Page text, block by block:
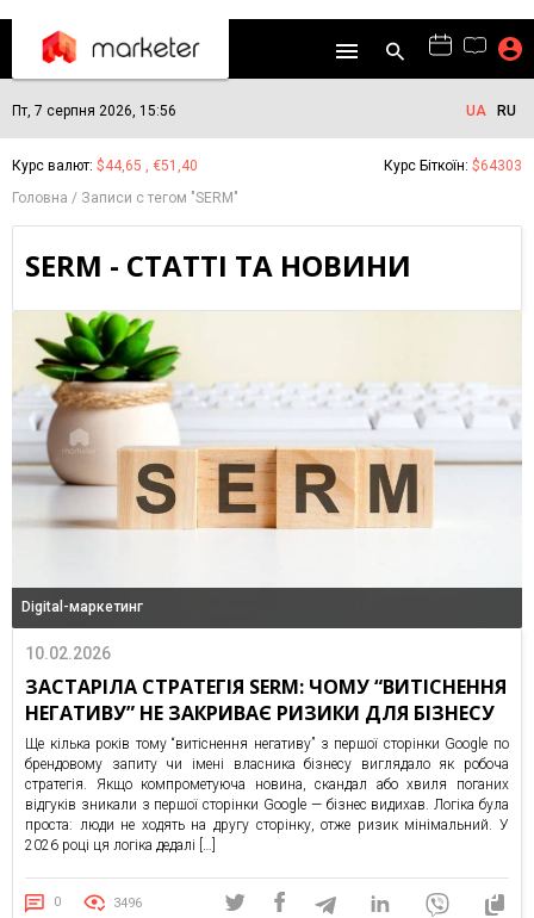
Пт, 7 серпня 2026, 15:56 UA RU
Курс валют: $44,65 , €51,40 Курс Біткоїн: $64303
Головна
Записи с тегом "SERM"
SERM - СТАТТІ ТА НОВИНИ
Digital-маркетинг
10.02.2026
ЗАСТАРІЛА СТРАТЕГІЯ SERM: ЧОМУ “ВИТІСНЕННЯ
НЕГАТИВУ” НЕ ЗАКРИВАЄ РИЗИКИ ДЛЯ БІЗНЕСУ
Ще кілька років тому “витіснення негативу” з першої сторінки Google по
брендовому запиту чи імені власника бізнесу виглядало як робоча
стратегія. Якщо компрометуюча новина, скандал або хвиля поганих
відгуків зникали з першої сторінки Google — бізнес видихав. Логіка була
проста: люди не ходять на другу сторінку, отже ризик мінімальний. У
2026 році ця логіка дедалі […]
0 3496